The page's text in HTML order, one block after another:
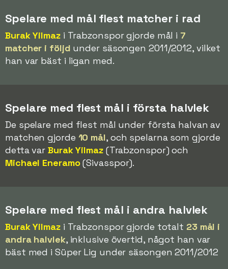
Spelare med mål flest matcher i rad
Burak Yilmazi Trabzonspor gjorde mål i 7
matcher i följd under säsongen 2011/2012, vilket
han var bäst i ligan med.
Spelare med flest mål i första halvlek
De spelare med flest mål under första halvan av
matchen gjorde 10 mål, och spelarna som gjorde
detta varBurak Yilmaz(Trabzonspor) och
Michael Eneramo(Sivasspor).
Spelare med flest mål i andra halvlek
Burak Yilmazi Trabzonspor gjorde totalt 23 mål i
andra halvlek, inklusive övertid, något han var
bäst med i Süper Lig under säsongen 2011/2012